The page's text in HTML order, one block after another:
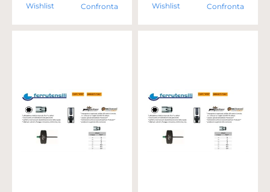
Wishlist Confronta Wishlist Confronta